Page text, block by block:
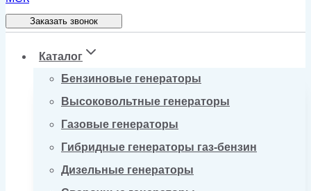
Заказать звонок
Каталог
Бензиновые генераторы
Высоковольтные генераторы
Газовые генераторы
Гибридные генераторы газ-бензин
Дизельные генераторы